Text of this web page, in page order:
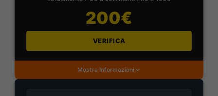
200€
VERIFICA
Mostra Informazioni